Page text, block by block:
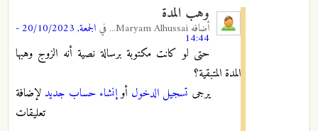
وهب المدة
أضافهMaryam Alhussai... في الجمعة, 20/10/2023 -
14:44
حتى لو كانت مكتوبة برسالة نصية أنه الزوج وهبها
المدة المتبقية؟
يرجى تسجيل الدخول أوإنشاء حساب جديد لإضافة
تعليقات